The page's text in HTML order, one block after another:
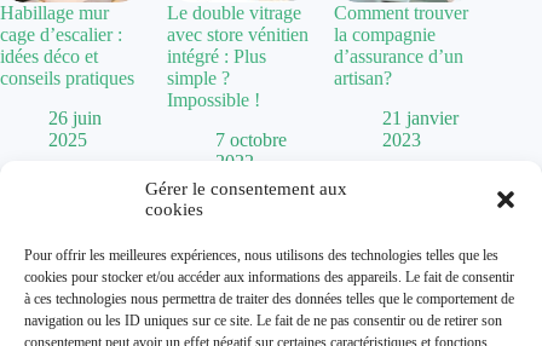
Gérer le consentement aux
cookies
Pour offrir les meilleures expériences, nous utilisons des technologies telles que les
cookies pour stocker et/ou accéder aux informations des appareils. Le fait de consentir
à ces technologies nous permettra de traiter des données telles que le comportement de
navigation ou les ID uniques sur ce site. Le fait de ne pas consentir ou de retirer son
consentement peut avoir un effet négatif sur certaines caractéristiques et fonctions.
Habillage mur
cage d’escalier :
idées déco et
conseils pratiques
26 juin
2025
Le double vitrage
avec store vénitien
intégré : Plus
simple ?
Impossible !
7 octobre
2022
Comment trouver
la compagnie
d’assurance d’un
artisan?
21 janvier
2023
Mentions Légales
Plan de site
Contact
À propos